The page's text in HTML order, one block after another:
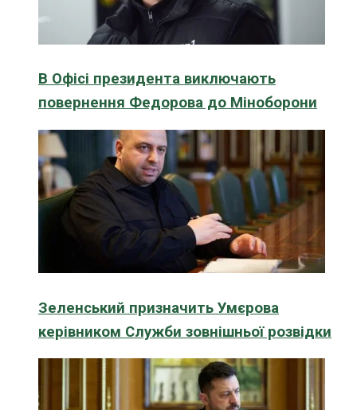
В Офісі президента виключають
повернення Федорова до Міноборони
Зеленський призначить Умєрова
керівником Служби зовнішньої розвідки